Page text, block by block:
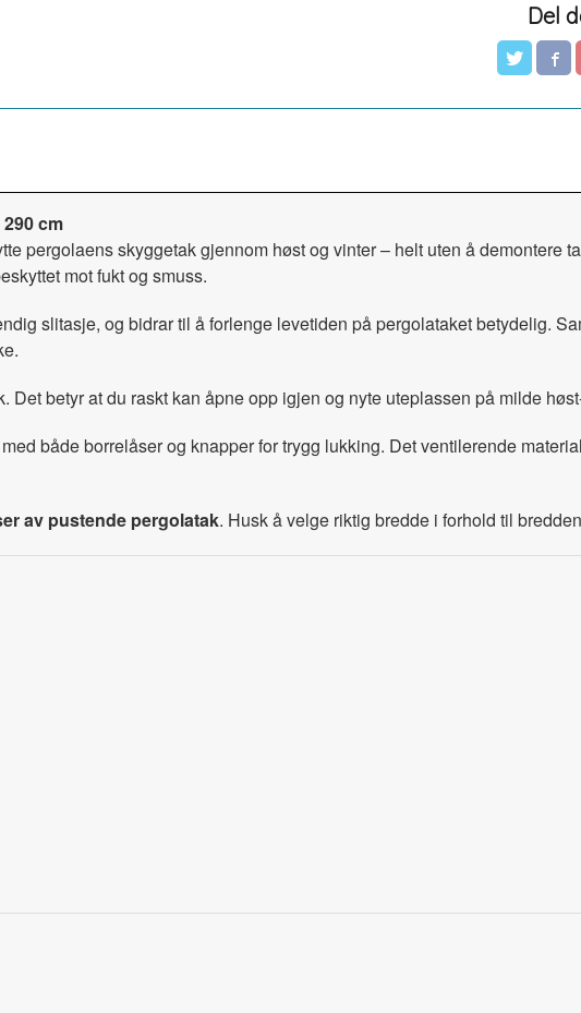
Del
cm
pergolaens skyggetak gjennom høst og vinter – helt uten å demontere
mot fukt og smuss.
slitasje, og bidrar til å forlenge levetiden på pergolataket betydelig.
Det betyr at du raskt kan åpne opp igjen og nyte uteplassen på milde
både borrelåser og knapper for trygg lukking. Det ventilerende
av pustende pergolatak. Husk å velge riktig bredde i forhold til